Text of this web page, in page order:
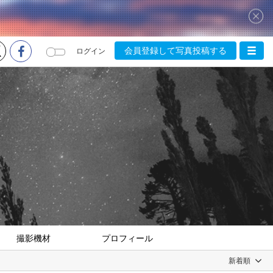
ログイン 会員登録して写真投稿する
撮影機材 プロフィール
新着順